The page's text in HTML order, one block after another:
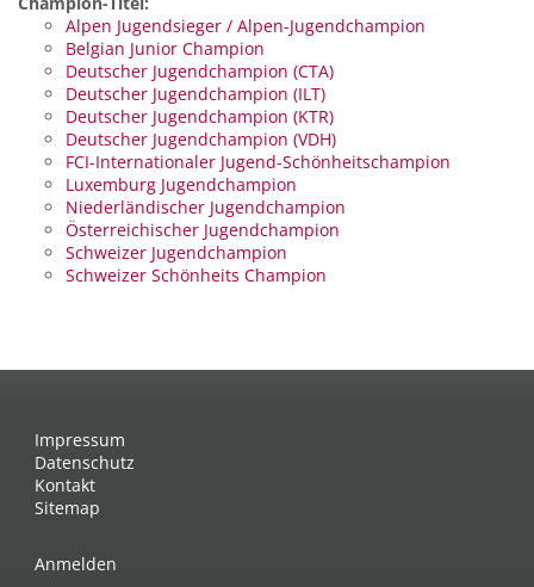
Alpen Jugendsieger / Alpen-Jugendchampion
Belgian Junior Champion
Deutscher Jugendchampion (CTA)
Deutscher Jugendchampion (ILT)
Deutscher Jugendchampion (KTR)
Deutscher Jugendchampion (VDH)
FCI-Internationaler Jugend-Schönheitschampion
Luxemburg Jugendchampion
Niederländischer Jugendchampion
Österreichischer Jugendchampion
Schweizer Jugendchampion
Schweizer Schönheits Champion
Impressum
Datenschutz
Kontakt
Sitemap
Anmelden